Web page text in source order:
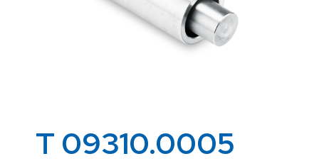
T 09310.0005